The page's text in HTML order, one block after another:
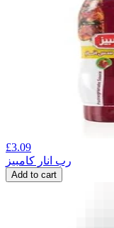
£3.09
رب انار کامبیز
Add to cart